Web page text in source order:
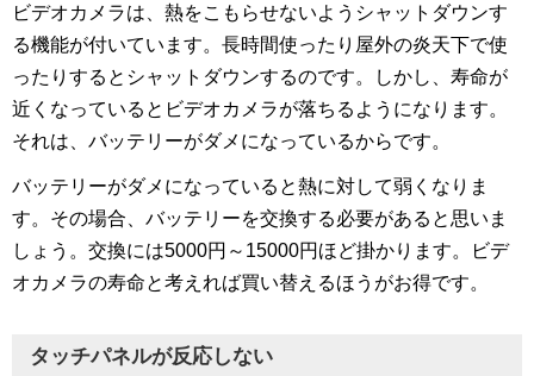
ビデオカメラは、熱をこもらせないようシャットダウンす
る機能が付いています。長時間使ったり屋外の炎天下で使
ったりするとシャットダウンするのです。しかし、寿命が
近くなっているとビデオカメラが落ちるようになります。
それは、バッテリーがダメになっているからです。
バッテリーがダメになっていると熱に対して弱くなりま
す。その場合、バッテリーを交換する必要があると思いま
しょう。交換には5000円～15000円ほど掛かります。ビデ
オカメラの寿命と考えれば買い替えるほうがお得です。
タッチパネルが反応しない